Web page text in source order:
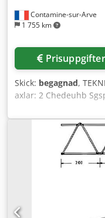
Contamine-sur-Arve
1 755 km
Prisuppgifter
Skick: begagnad,
axlar: 2 Chedeuhb
Verktygshållarens
Maskindimensioner:
[x] - Verktygshållare:
Pneumatik: 4 - 6 [bar]
Toleransområde: -10 -